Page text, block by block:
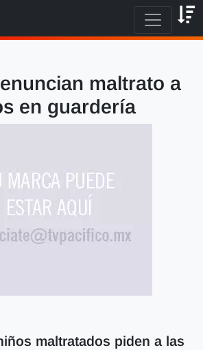
maltrato a
en guardería
maltratados piden a las